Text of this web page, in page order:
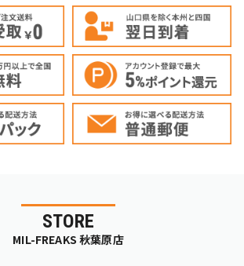
STORE
MIL-FREAKS 秋葉原店